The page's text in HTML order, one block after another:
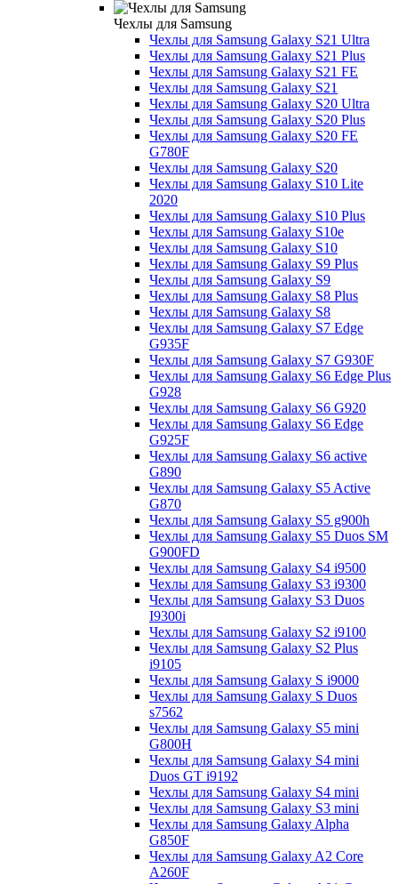
Чехлы для Samsung
Чехлы для Samsung Galaxy S21 Ultra
Чехлы для Samsung Galaxy S21 Plus
Чехлы для Samsung Galaxy S21 FE
Чехлы для Samsung Galaxy S21
Чехлы для Samsung Galaxy S20 Ultra
Чехлы для Samsung Galaxy S20 Plus
Чехлы для Samsung Galaxy S20 FE
G780F
Чехлы для Samsung Galaxy S20
Чехлы для Samsung Galaxy S10 Lite
2020
Чехлы для Samsung Galaxy S10 Plus
Чехлы для Samsung Galaxy S10e
Чехлы для Samsung Galaxy S10
Чехлы для Samsung Galaxy S9 Plus
Чехлы для Samsung Galaxy S9
Чехлы для Samsung Galaxy S8 Plus
Чехлы для Samsung Galaxy S8
Чехлы для Samsung Galaxy S7 Edge
G935F
Чехлы для Samsung Galaxy S7 G930F
Чехлы для Samsung Galaxy S6 Edge Plus
G928
Чехлы для Samsung Galaxy S6 G920
Чехлы для Samsung Galaxy S6 Edge
G925F
Чехлы для Samsung Galaxy S6 active
G890
Чехлы для Samsung Galaxy S5 Active
G870
Чехлы для Samsung Galaxy S5 g900h
Чехлы для Samsung Galaxy S5 Duos SM
G900FD
Чехлы для Samsung Galaxy S4 i9500
Чехлы для Samsung Galaxy S3 i9300
Чехлы для Samsung Galaxy S3 Duos
I9300i
Чехлы для Samsung Galaxy S2 i9100
Чехлы для Samsung Galaxy S2 Plus
i9105
Чехлы для Samsung Galaxy S i9000
Чехлы для Samsung Galaxy S Duos
s7562
Чехлы для Samsung Galaxy S5 mini
G800H
Чехлы для Samsung Galaxy S4 mini
Duos GT i9192
Чехлы для Samsung Galaxy S4 mini
Чехлы для Samsung Galaxy S3 mini
Чехлы для Samsung Galaxy Alpha
G850F
Чехлы для Samsung Galaxy A2 Core
A260F